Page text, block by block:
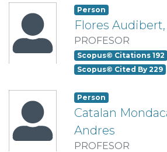
Person
Flores
PROFESOR
Scopus© Citations 192
Scopus© Cited By 229
Person
Catalan
Andres
PROFESOR